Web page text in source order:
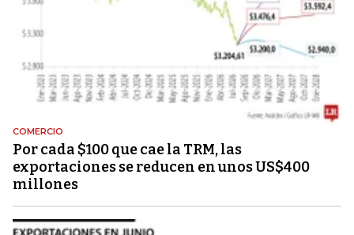
COMERCIO
Por cada $100 que cae la TRM, las
exportaciones se reducen en unos US$400
millones